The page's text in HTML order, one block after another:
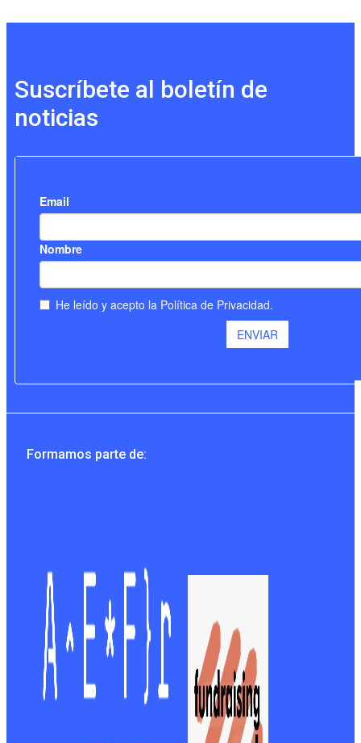
Suscríbete al boletín de
noticias
Formamos parte de: